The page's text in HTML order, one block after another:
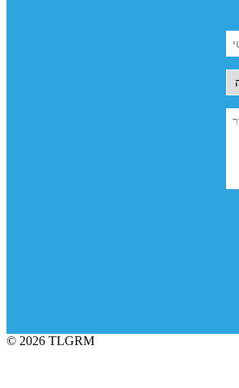
© 2026 TLGRM